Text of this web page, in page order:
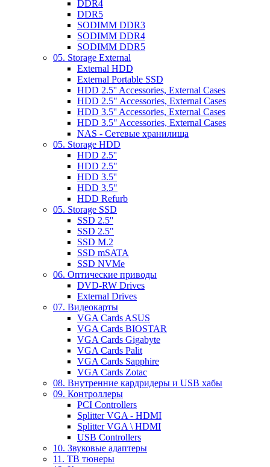
DDR4
DDR5
SODIMM DDR3
SODIMM DDR4
SODIMM DDR5
05. Storage External
External HDD
External Portable SSD
HDD 2.5'' Accessories, External Cases
HDD 2.5" Accessories, External Cases
HDD 3.5'' Accessories, External Cases
HDD 3.5" Accessories, External Cases
NAS - Сетевые хранилища
05. Storage HDD
HDD 2.5''
HDD 2.5"
HDD 3.5''
HDD 3.5"
HDD Refurb
05. Storage SSD
SSD 2.5''
SSD 2.5"
SSD M.2
SSD mSATA
SSD NVMe
06. Оптические приводы
DVD-RW Drives
External Drives
07. Видеокарты
VGA Cards ASUS
VGA Cards BIOSTAR
VGA Cards Gigabyte
VGA Cards Palit
VGA Cards Sapphire
VGA Cards Zotac
08. Внутренние кардридеры и USB хабы
09. Контроллеры
PCI Controllers
Splitter VGA - HDMI
Splitter VGA \ HDMI
USB Controllers
10. Звуковые адаптеры
11. ТВ тюнеры